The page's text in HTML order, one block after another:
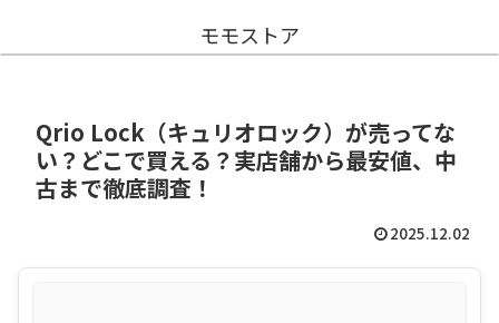
モモストア
Qrio Lock（キュリオロック）が売ってな
い？どこで買える？実店舗から最安値、中
古まで徹底調査！
2025.12.02